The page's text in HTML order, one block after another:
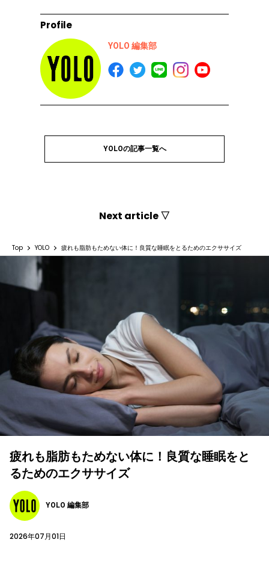
Profile
YOLO 編集部
YOLOの記事一覧へ
Next article ▽
Top YOLO 疲れも脂肪もためない体に！良質な睡眠をとるためのエクササイズ
疲れも脂肪もためない体に！良質な睡眠をと
るためのエクササイズ
YOLO 編集部
2026年07月01日